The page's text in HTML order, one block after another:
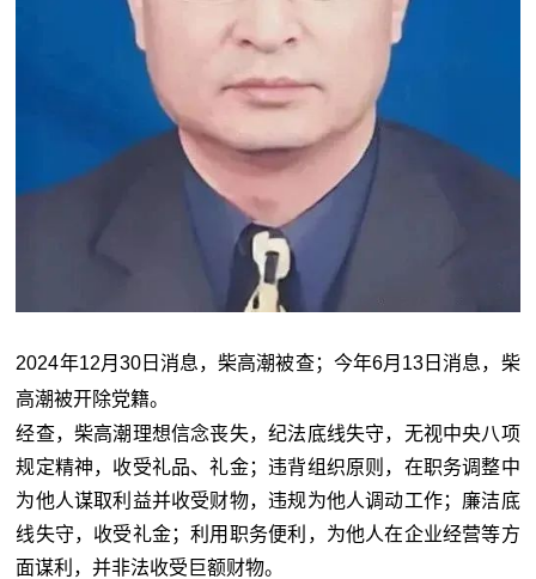
2024年12月30日消息，柴高潮被查；今年6月13日消息，柴
高潮被开除党籍。
经查，柴高潮理想信念丧失，纪法底线失守，无视中央八项
规定精神，收受礼品、礼金；违背组织原则，在职务调整中
为他人谋取利益并收受财物，违规为他人调动工作；廉洁底
线失守，收受礼金；利用职务便利，为他人在企业经营等方
面谋利，并非法收受巨额财物。